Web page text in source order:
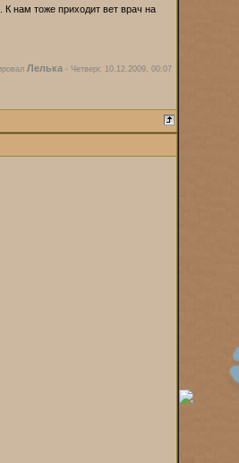
нам тоже приходит вет врач на
Лелька - Четверг, 10.12.2009, 00:07